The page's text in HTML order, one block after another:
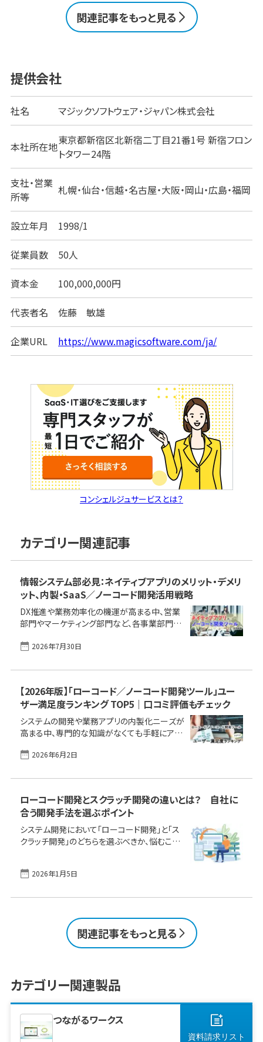
に合わせた開発手法を選ぶためのポイントを解説しま
す。自社に最適な選択を考える第一歩として、ぜひ参
考にしてください。 無料でIT製品選びをお手伝いしま
関連記事をもっと見る
提供会社
社名 マジックソフトウェア・ジャパン株式会社
本社所在地東京都新宿区北新宿二丁目21番1号 新宿フロン
トタワー24階
支社・営業
所等
札幌・仙台・信越・名古屋・大阪・岡山・広島・福岡
設立年月 1998/1
従業員数 50人
資本金 100,000,000円
代表者名 佐藤 敏雄
企業URL https://www.magicsoftware.com/ja/
コンシェルジュサービスとは？
カテゴリー関連記事
情報システム部必見：ネイティブアプリのメリット・デメリ
ット、内製・SaaS／ノーコード開発活用戦略
DX推進や業務効率化の機運が高まる中、営業
部門やマーケティング部門など、各事業部門か
た要求が乱立していないでしょうか。これら個別
と課題を抱えているIT／情シス部門の方も多く
の基礎知識から、Webアプリ、ハイブリッドアプ
リ、PWAといった他のアプリ形式との比較を通じ
て、それぞれのメリット・デメリットを明確にしま
す。さらに、SaaS活用、ノーコード・ローコード開
発ツールといった新たな選択肢を提示し、情報
システム部門が現場要求を裁き、全社最適化を
2026年7月30日
【2026年版】「ローコード／ノーコード開発ツール」ユー
ザー満足度ランキング TOP5｜口コミ評価もチェック
システムの開発や業務アプリの内製化ニーズが
高まる中、専門的な知識がなくても手軽にアプ
ード開発ツール」がグッと注目されるようにな
います。 しかし、市場には多くのツールが存在
選定に悩む企業も少なくありません。そこで本
記事では、実際にシステムを導入・利用している
ユーザーの評価に基づき、ユーザー評価・満足
度の高いローコード／ノーコード開発ツール・
参考に、導入を成功させるためのポイントについ
2026年6月2日
ローコード開発とスクラッチ開発の違いとは？ 自社に
合う開発手法を選ぶポイント
システム開発において「ローコード開発」と「ス
クラッチ開発」のどちらを選ぶべきか、悩むこと
いますが、開発スピードやコスト、カスタマイズ
分野が異なります。この記事では、それぞれの違
合わせた開発手法を選ぶためのポイントを解説
します。自社に最適な選択を考える第一歩とし
て、ぜひ参考にしてください。 無料でIT製品選び
依頼する ローコード開発とスクラッチ
[&hellip;]
2026年1月5日
関連記事をもっと見る
カテゴリー関連製品
つながるワークス
資料請求リスト